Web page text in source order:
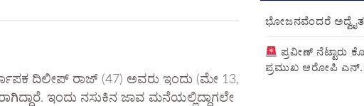
ದಿಲೀಪ್ ರಾಜ್ (47) ಅವರು ಇಂದು (ಮೇ 13,
ಇಂದು ನಸುಕಿನ ಜಾವ ಮನೆಯಲ್ಲಿದ್ದಾಗಲೇ
ಭೋಜನವೆಂದರೆ ಅದ್ವೈತ
ಪ್ರವೀಣ್ ನೆಟ್ಟಾರು
ಪ್ರಮುಖ ಆರೋಪಿ